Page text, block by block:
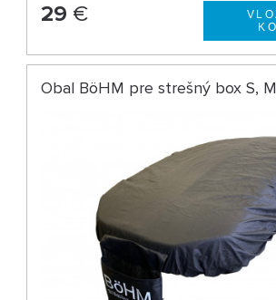
29 €
Obal BöHM pre strešný box S, M